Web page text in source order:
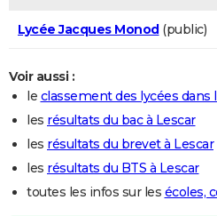
Lycée Jacques Monod(public)
Voir aussi :
le classement des lycées
les résultats du bac à Lescar
les résultats du brevet à Lescar
les résultats du BTS à Lescar
toutes les infos sur les écoles,